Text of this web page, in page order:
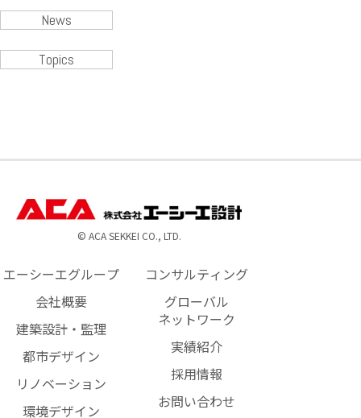
News
Topics
© ACA SEKKEI CO., LTD.
エーシーエグループ
会社概要
建築設計・監理
都市デザイン
リノベーション
環境デザイン
コンサルティング
グローバル
ネットワーク
実績紹介
採用情報
お問い合わせ